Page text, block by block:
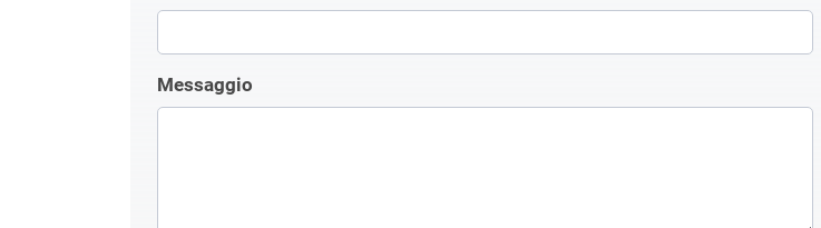
Messaggio